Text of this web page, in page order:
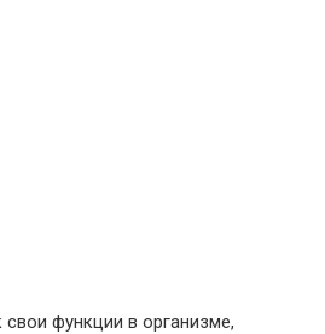
функции в организме,